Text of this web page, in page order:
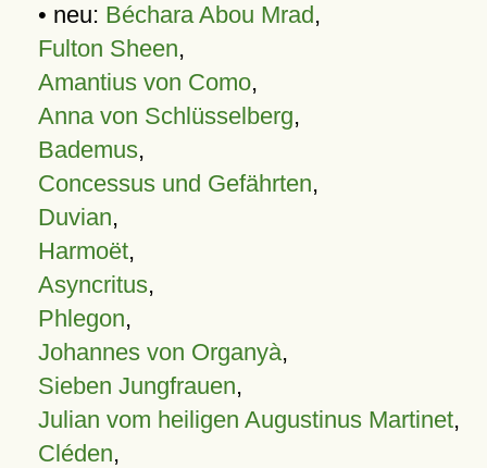
• neu: Béchara Abou Mrad,
Fulton Sheen,
Amantius von Como,
Anna von Schlüsselberg,
Bademus,
Concessus und Gefährten,
Duvian,
Harmoët,
Asyncritus,
Phlegon,
Johannes von Organyà,
Sieben Jungfrauen,
Julian vom heiligen Augustinus Martinet,
Cléden,